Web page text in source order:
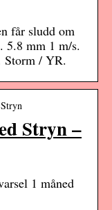
får sludd om
5.8 mm 1 m/s.
/ YR.
Stryn –
1 måned